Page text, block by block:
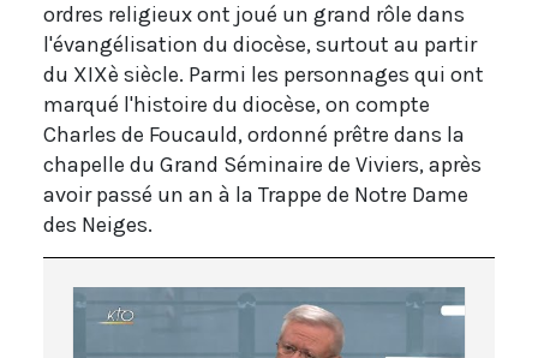
ordres religieux ont joué un grand rôle dans
l'évangélisation du diocèse, surtout au partir
du XIXè siècle. Parmi les personnages qui ont
marqué l'histoire du diocèse, on compte
Charles de Foucauld, ordonné prêtre dans la
chapelle du Grand Séminaire de Viviers, après
avoir passé un an à la Trappe de Notre Dame
des Neiges.